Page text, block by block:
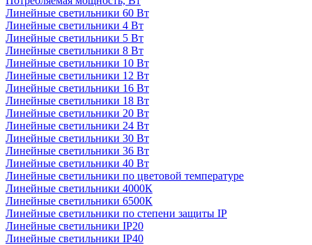
Линейные светильники 60 Вт
Линейные светильники 4 Вт
Линейные светильники 5 Вт
Линейные светильники 8 Вт
Линейные светильники 10 Вт
Линейные светильники 12 Вт
Линейные светильники 16 Вт
Линейные светильники 18 Вт
Линейные светильники 20 Вт
Линейные светильники 24 Вт
Линейные светильники 30 Вт
Линейные светильники 36 Вт
Линейные светильники 40 Вт
Линейные светильники по цветовой температуре
Линейные светильники 4000К
Линейные светильники 6500К
Линейные светильники по степени защиты IP
Линейные светильники IP20
Линейные светильники IP40